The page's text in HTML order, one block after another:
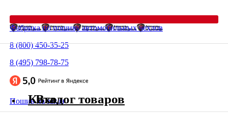
Фабрика по пошиву автомобильных чехлов
8 (800) 450-35-25
8 (495) 798-78-75
Пошив на заказ
Каталог товаров
Вход